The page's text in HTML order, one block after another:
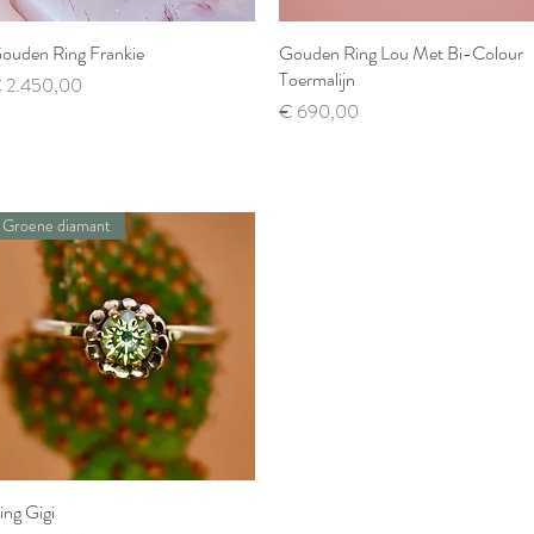
Snel overzicht
Ring Frankie
Snel overzicht
Gouden Ring Lou Met Bi-Colour
Toermalijn
Prijs
€ 690,00
Groene diamant
Gigi